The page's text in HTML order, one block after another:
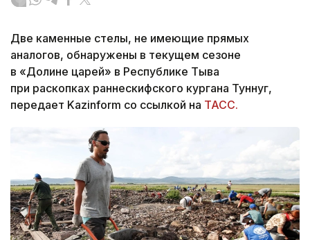
Две каменные стелы, не имеющие прямых
аналогов, обнаружены в текущем сезоне
в «Долине царей» в Республике Тыва
при раскопках раннескифского кургана Туннуг,
передает Kazinform со ссылкой на ТАСС.